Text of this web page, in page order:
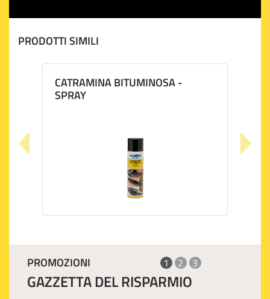
PRODOTTI SIMILI
CATRAMINA BITUMINOSA -
SPRAY
PROMOZIONI 1 2 3
GAZZETTA DEL RISPARMIO